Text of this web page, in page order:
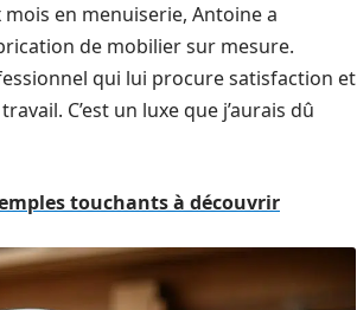
en menuiserie, Antoine a
de mobilier sur mesure.
qui lui procure satisfaction et
C’est un luxe que j’aurais dû
touchants à découvrir